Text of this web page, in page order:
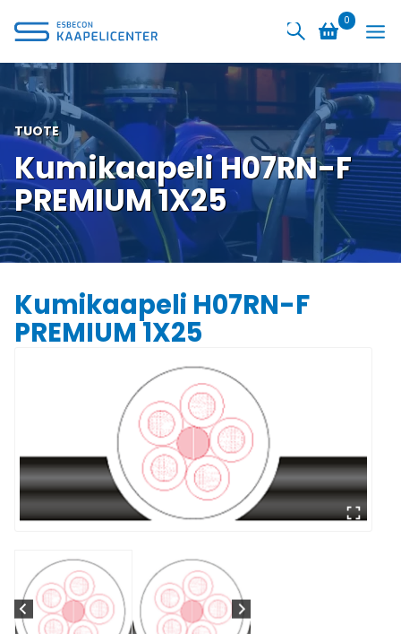
sisältöön
0
TUOTE
Kumikaapeli H07RN-F
PREMIUM 1X25
Kumikaapeli H07RN-F
PREMIUM 1X25